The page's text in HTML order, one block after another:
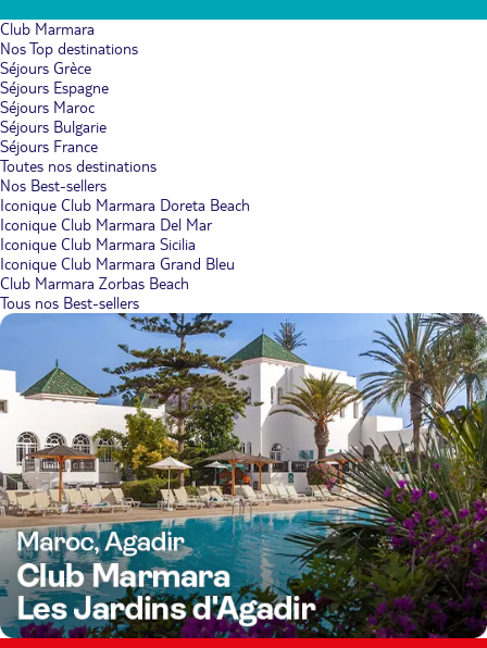
Club Marmara
Nos Top destinations
Séjours Grèce
Séjours Espagne
Séjours Maroc
Séjours Bulgarie
Séjours France
Toutes nos destinations
Nos Best-sellers
Iconique Club Marmara Doreta Beach
Iconique Club Marmara Del Mar
Iconique Club Marmara Sicilia
Iconique Club Marmara Grand Bleu
Club Marmara Zorbas Beach
Tous nos Best-sellers